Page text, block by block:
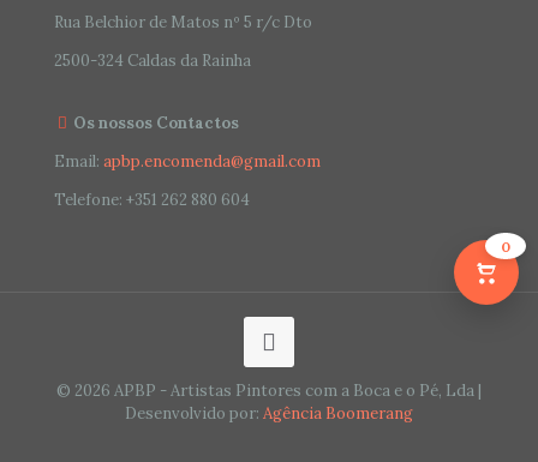
Rua Belchior de Matos nº 5 r/c Dto
2500-324 Caldas da Rainha
Os nossos Contactos
Email: apbp.encomenda@gmail.com
Telefone: +351 262 880 604
© 2026 APBP - Artistas Pintores com a Boca e o Pé, Lda |
Desenvolvido por: Agência Boomerang
0